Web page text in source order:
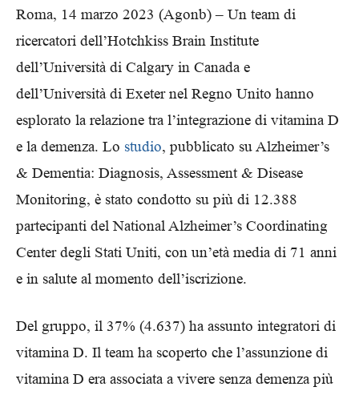
Roma, 14 marzo 2023 (Agonb) – Un team di
ricercatori dell’Hotchkiss Brain Institute
dell’Università di Calgary in Canada e
dell’Università di Exeter nel Regno Unito hanno
esplorato la relazione tra l’integrazione di vitamina D
e la demenza. Lo studio, pubblicato su Alzheimer’s
& Dementia: Diagnosis, Assessment & Disease
Monitoring, è stato condotto su più di 12.388
partecipanti del National Alzheimer’s Coordinating
Center degli Stati Uniti, con un’età media di 71 anni
e in salute al momento dell’iscrizione.
Del gruppo, il 37% (4.637) ha assunto integratori di
vitamina D. Il team ha scoperto che l’assunzione di
vitamina D era associata a vivere senza demenza più